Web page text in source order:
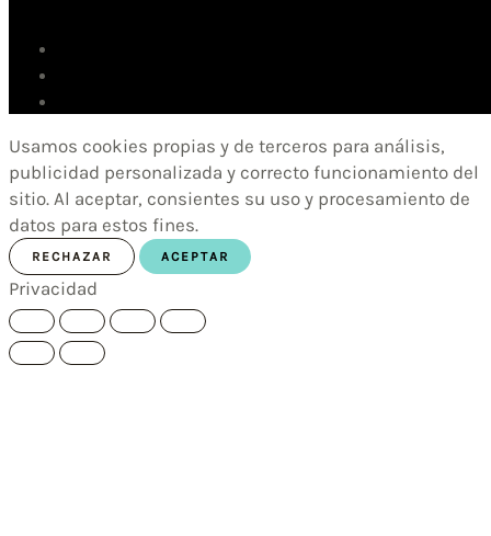
Usamos cookies propias y de terceros para análisis,
publicidad personalizada y correcto funcionamiento del
sitio. Al aceptar, consientes su uso y procesamiento de
datos para estos fines.
RECHAZAR ACEPTAR
Privacidad